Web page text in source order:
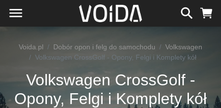
Voida.pl Dobór opon i felg do samochodu
Volkswagen
Volkswagen CrossGolf - Opony, Felgi i Komplety kół
Volkswagen CrossGolf -
Opony, Felgi i Komplety kół